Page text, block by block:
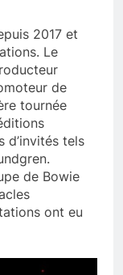
2017 et
Le
de
tournée
d’invités tels
de Bowie
ont eu